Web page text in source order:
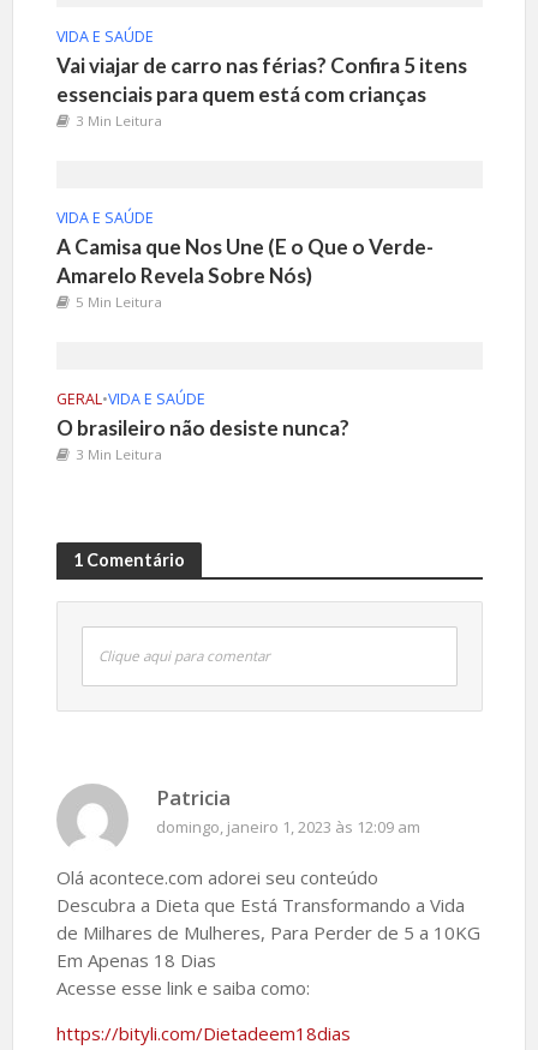
VIDA E SAÚDE
Vai viajar de carro nas férias? Confira 5 itens
essenciais para quem está com crianças
3 Min Leitura
VIDA E SAÚDE
A Camisa que Nos Une (E o Que o Verde-
Amarelo Revela Sobre Nós)
5 Min Leitura
GERAL•VIDA E SAÚDE
O brasileiro não desiste nunca?
3 Min Leitura
1 Comentário
Clique aqui para comentar
Patricia
domingo, janeiro 1, 2023 às 12:09 am
Olá acontece.com adorei seu conteúdo
Descubra a Dieta que Está Transformando a Vida
de Milhares de Mulheres, Para Perder de 5 a 10KG
Em Apenas 18 Dias
Acesse esse link e saiba como:
https://bityli.com/Dietadeem18dias